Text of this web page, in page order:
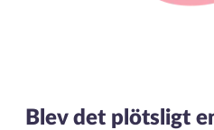
Blev det plötsligt